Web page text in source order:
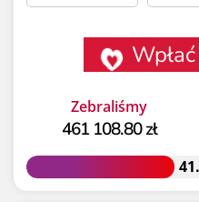
Zebraliśmy
461 108.80 zł